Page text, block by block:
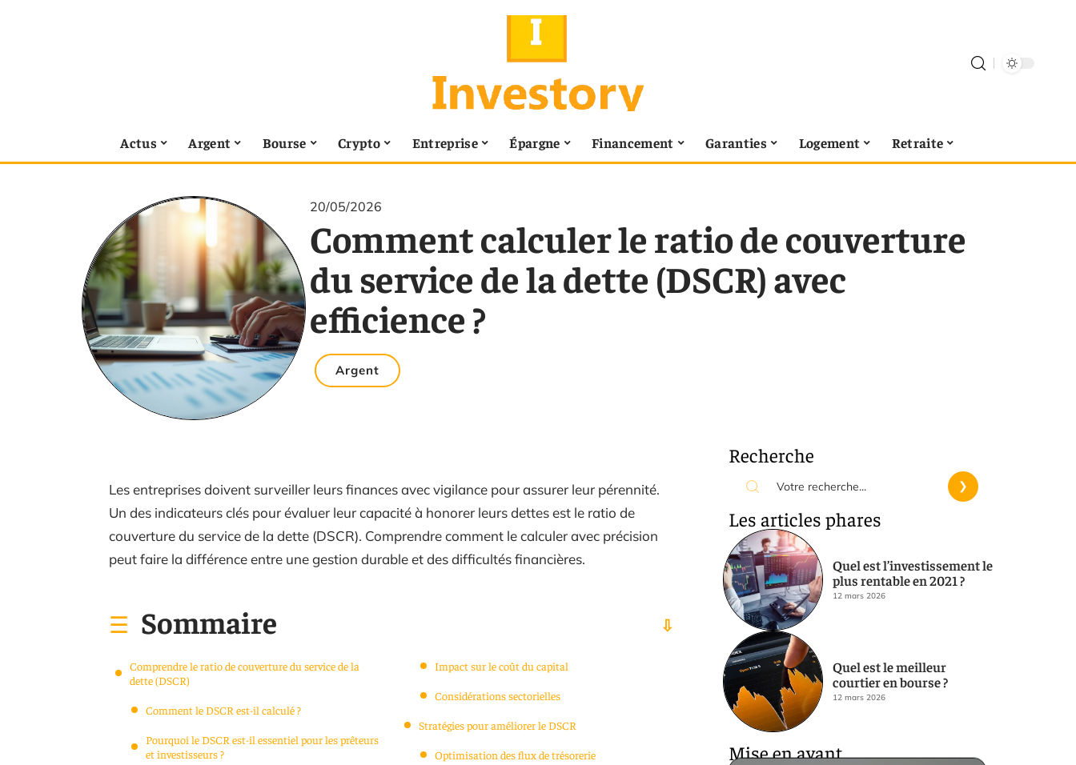
Actus Argent Bourse Crypto Entreprise Épargne Financement Garanties Logement Retraite
20/05/2026
Comment calculer le ratio de couverture
du service de la dette (DSCR) avec
efficience ?
Argent
Les entreprises doivent surveiller leurs finances avec vigilance pour assurer leur pérennité.
Un des indicateurs clés pour évaluer leur capacité à honorer leurs dettes est le ratio de
couverture du service de la dette (DSCR). Comprendre comment le calculer avec précision
peut faire la différence entre une gestion durable et des difficultés financières.
Sommaire
Comprendre le ratio de couverture du service de la
dette (DSCR)
Comment le DSCR est-il calculé ?
Pourquoi le DSCR est-il essentiel pour les prêteurs
et investisseurs ?
Impact sur le coût du capital
Considérations sectorielles
Stratégies pour améliorer le DSCR
Optimisation des flux de trésorerie
Recherche
Les articles phares
Quel est l’investissement le
plus rentable en 2021 ?
12 mars 2026
Quel est le meilleur
courtier en bourse ?
12 mars 2026
Mise en avant